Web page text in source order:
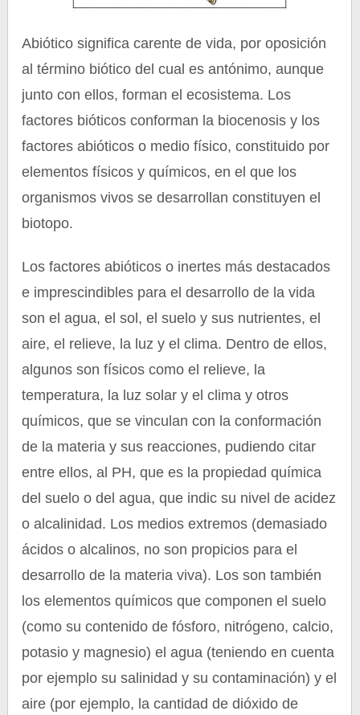
Abiótico significa carente de vida, por oposición
al término biótico del cual es antónimo, aunque
junto con ellos, forman el ecosistema. Los
factores bióticos conforman la biocenosis y los
factores abióticos o medio físico, constituido por
elementos físicos y químicos, en el que los
organismos vivos se desarrollan constituyen el
biotopo.
Los factores abióticos o inertes más destacados
e imprescindibles para el desarrollo de la vida
son el agua, el sol, el suelo y sus nutrientes, el
aire, el relieve, la luz y el clima. Dentro de ellos,
algunos son físicos como el relieve, la
temperatura, la luz solar y el clima y otros
químicos, que se vinculan con la conformación
de la materia y sus reacciones, pudiendo citar
entre ellos, al PH, que es la propiedad química
del suelo o del agua, que indic su nivel de acidez
o alcalinidad. Los medios extremos (demasiado
ácidos o alcalinos, no son propicios para el
desarrollo de la materia viva). Los son también
los elementos químicos que componen el suelo
(como su contenido de fósforo, nitrógeno, calcio,
potasio y magnesio) el agua (teniendo en cuenta
por ejemplo su salinidad y su contaminación) y el
aire (por ejemplo, la cantidad de dióxido de